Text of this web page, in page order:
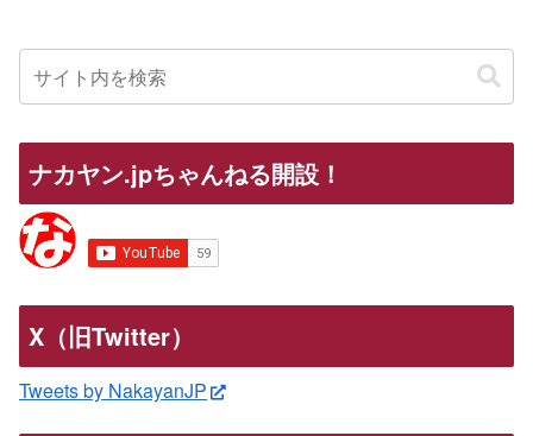
ナカヤン.jpちゃんねる開設！
X（旧Twitter）
Tweets by NakayanJP